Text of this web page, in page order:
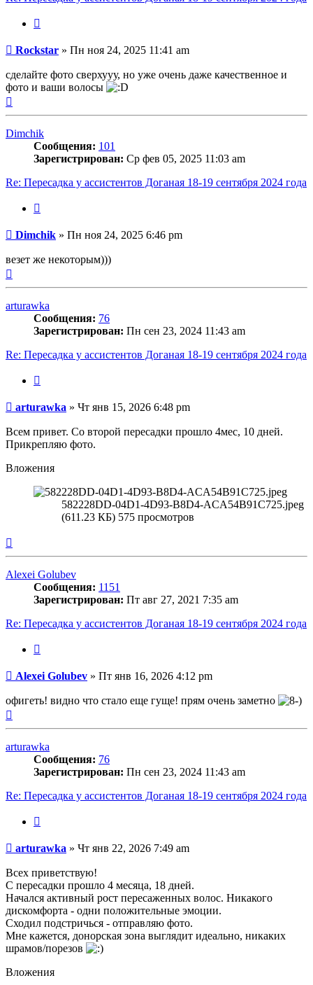
Сообщение
Rockstar » Пн ноя 24, 2025 11:41 am
сделайте фото сверхууу, но уже очень даже качественное и
фото и ваши волосы
Dimchik
Сообщения: 101
Зарегистрирован: Ср фев 05, 2025 11:03 am
Re: Пересадка у ассистентов Доганая 18-19 сентября 2024 года
Сообщение
Dimchik » Пн ноя 24, 2025 6:46 pm
везет же некоторым)))
arturawka
Сообщения: 76
Зарегистрирован: Пн сен 23, 2024 11:43 am
Re: Пересадка у ассистентов Доганая 18-19 сентября 2024 года
Сообщение
arturawka » Чт янв 15, 2026 6:48 pm
Всем привет. Со второй пересадки прошло 4мес, 10 дней.
Прикрепляю фото.
Вложения
582228DD-04D1-4D93-B8D4-ACA54B91C725.jpeg
(611.23 КБ) 575 просмотров
Alexei Golubev
Сообщения: 1151
Зарегистрирован: Пт авг 27, 2021 7:35 am
Re: Пересадка у ассистентов Доганая 18-19 сентября 2024 года
Сообщение
Alexei Golubev » Пт янв 16, 2026 4:12 pm
офигеть! видно что стало еще гуще! прям очень заметно
arturawka
Сообщения: 76
Зарегистрирован: Пн сен 23, 2024 11:43 am
Re: Пересадка у ассистентов Доганая 18-19 сентября 2024 года
Сообщение
arturawka » Чт янв 22, 2026 7:49 am
Всех приветствую!
С пересадки прошло 4 месяца, 18 дней.
Начался активный рост пересаженных волос. Никакого
дискомфорта - одни положительные эмоции.
Сходил подстричься - отправляю фото.
Мне кажется, донорская зона выглядит идеально, никаких
шрамов/порезов
Вложения